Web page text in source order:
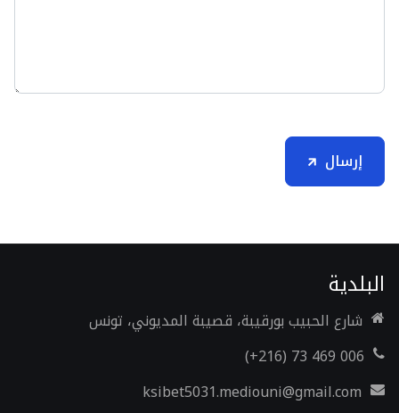
إرسال
البلدية
شارع الحبيب بورقيبة، قصيبة المديوني، تونس
006 469 73 (216+)
ksibet5031.mediouni@gmail.com